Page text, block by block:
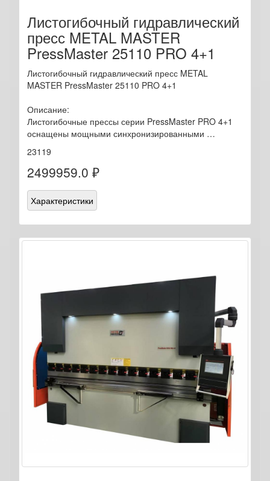
Листогибочный гидравлический
пресс METAL MASTER
PressMaster 25110 PRO 4+1
Листогибочный гидравлический пресс METAL
MASTER PressMaster 25110 PRO 4+1
Описание:
Листогибочные прессы серии PressMaster PRO 4+1
оснащены мощными синхронизированными …
23119
2499959.0 ₽
Характеристики